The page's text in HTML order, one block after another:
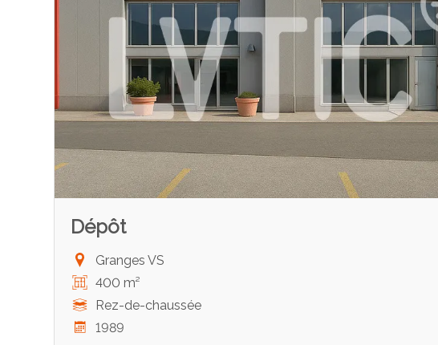
Dépôt
Granges VS
400 m²
Rez-de-chaussée
1989